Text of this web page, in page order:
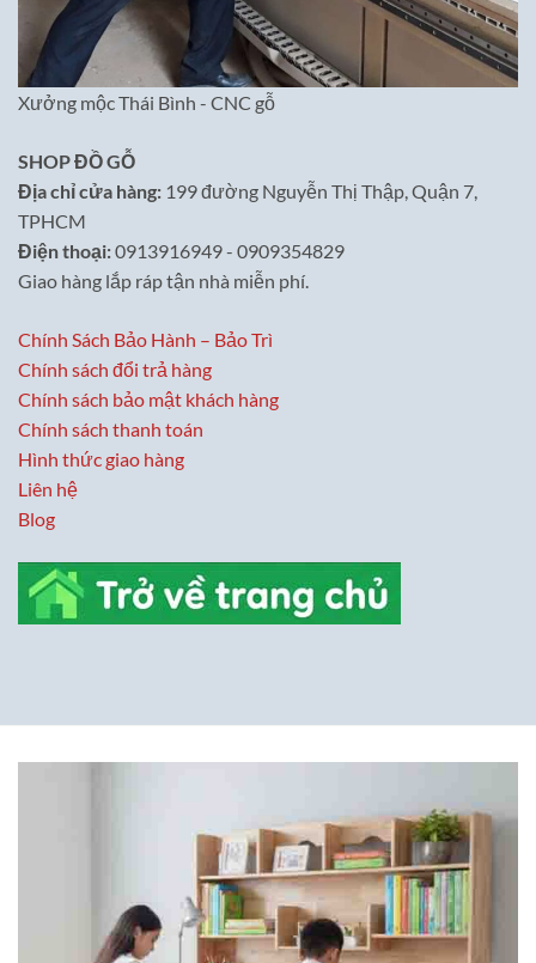
Xưởng mộc Thái Bình - CNC gỗ
SHOP ĐỒ GỖ
Địa chỉ cửa hàng: 199 đường Nguyễn Thị Thập, Quận 7,
TPHCM
Điện thoại:0913916949 - 0909354829
Giao hàng lắp ráp tận nhà miễn phí.
Chính Sách Bảo Hành – Bảo Trì
Chính sách đổi trả hàng
Chính sách bảo mật khách hàng
Chính sách thanh toán
Hình thức giao hàng
Liên hệ
Blog